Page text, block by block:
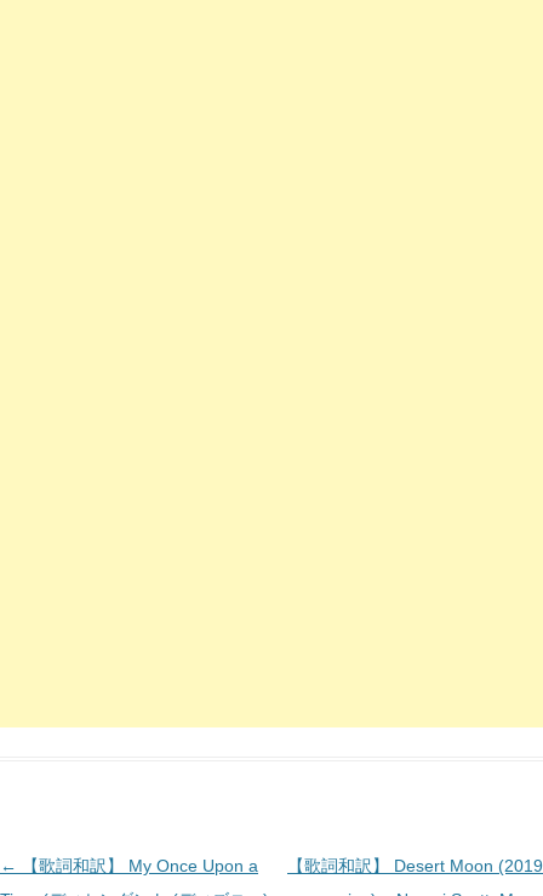
投
←
【歌詞和訳】 My Once Upon a
【歌詞和訳】 Desert Moon (2019